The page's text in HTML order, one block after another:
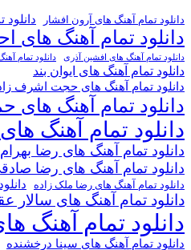
دانلود تمام آهنگ های آرون افشار
دانلود تمام آهنگ های
دانلود تمام آهنگ های افشین آذری دانلود تمام
دانلود تمام آهنگ های ایوان بند
دانلود تمام آهنگ های حجت اشرف
دانلود تمام آهنگ های
دانلود تمام آهنگ
دانلود تمام آهنگ های رضا بهرام
دانلود تمام آهنگ های رضا
دانلود تمام آهنگ های رضا ملک زاده
دانلود تمام آهنگ های سالار
دانلود تمام آهنگ
دانلود تمام آهنگ های سینا درخشنده